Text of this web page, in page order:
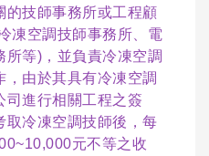
的技師事務所或工程顧
凍空調技師事務所、電
等)，並負責冷凍空調
，由於其具有冷凍空調
司進行相關工程之簽
取冷凍空調技師後，每
元不等之收